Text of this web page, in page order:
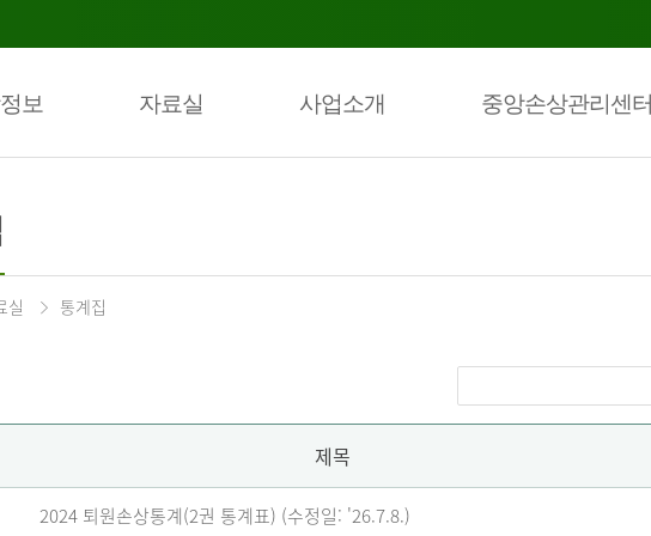
보 자료실 사업소개 중앙손상관리센터
실 통계집
제목
2024 퇴원손상통계(2권 통계표) (수정일: '26.7.8.)